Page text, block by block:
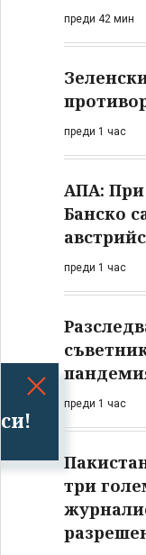
преди 42 мин
преди 1 час
АПА: При
Банско
преди 1 час
преди 1 час
три